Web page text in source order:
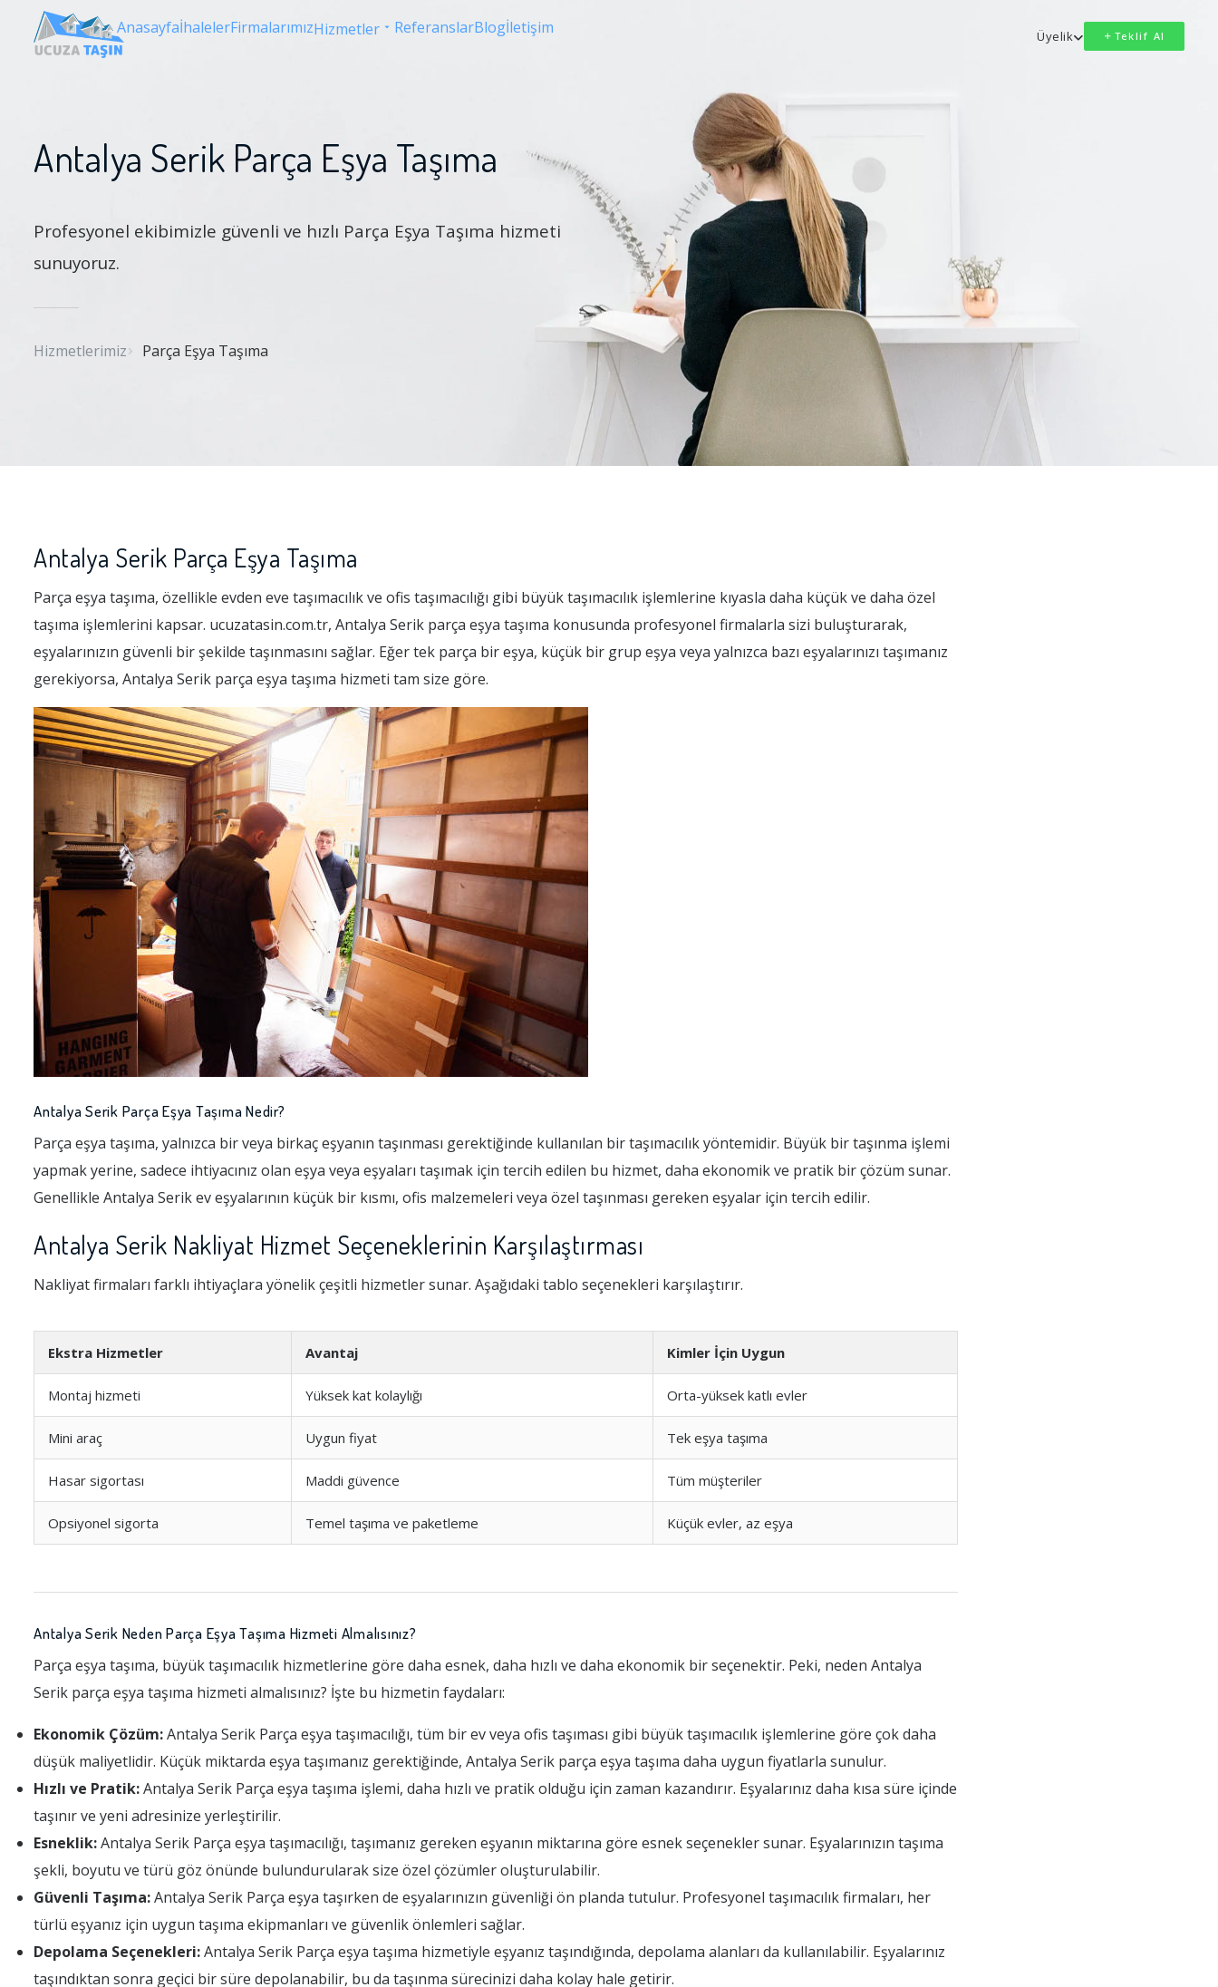
AnasayfaİhalelerFirmalarımızHizmetler ReferanslarBlogİletişim Üyelik Teklif Al
Antalya Serik Parça Eşya Taşıma
Profesyonel ekibimizle güvenli ve hızlı Parça Eşya Taşıma hizmeti
sunuyoruz.
Hizmetlerimiz Parça Eşya Taşıma
Antalya Serik Parça Eşya Taşıma
Parça eşya taşıma, özellikle evden eve taşımacılık ve ofis taşımacılığı gibi büyük taşımacılık işlemlerine kıyasla daha küçük ve daha özel
taşıma işlemlerini kapsar. ucuzatasin.com.tr, Antalya Serik parça eşya taşıma konusunda profesyonel firmalarla sizi buluşturarak,
eşyalarınızın güvenli bir şekilde taşınmasını sağlar. Eğer tek parça bir eşya, küçük bir grup eşya veya yalnızca bazı eşyalarınızı taşımanız
gerekiyorsa, Antalya Serik parça eşya taşıma hizmeti tam size göre.
Antalya Serik Parça Eşya Taşıma Nedir?
Parça eşya taşıma, yalnızca bir veya birkaç eşyanın taşınması gerektiğinde kullanılan bir taşımacılık yöntemidir. Büyük bir taşınma işlemi
yapmak yerine, sadece ihtiyacınız olan eşya veya eşyaları taşımak için tercih edilen bu hizmet, daha ekonomik ve pratik bir çözüm sunar.
Genellikle Antalya Serik ev eşyalarının küçük bir kısmı, ofis malzemeleri veya özel taşınması gereken eşyalar için tercih edilir.
Antalya Serik Nakliyat Hizmet Seçeneklerinin Karşılaştırması
Nakliyat firmaları farklı ihtiyaçlara yönelik çeşitli hizmetler sunar. Aşağıdaki tablo seçenekleri karşılaştırır.
Ekstra Hizmetler Avantaj Kimler İçin Uygun
Montaj hizmeti Yüksek kat kolaylığı Orta-yüksek katlı evler
Mini araç Uygun fiyat Tek eşya taşıma
Hasar sigortası Maddi güvence Tüm müşteriler
Opsiyonel sigorta Temel taşıma ve paketleme Küçük evler, az eşya
Antalya Serik Neden Parça Eşya Taşıma Hizmeti Almalısınız?
Parça eşya taşıma, büyük taşımacılık hizmetlerine göre daha esnek, daha hızlı ve daha ekonomik bir seçenektir. Peki, neden Antalya
Serik parça eşya taşıma hizmeti almalısınız? İşte bu hizmetin faydaları:
Ekonomik Çözüm:Antalya Serik Parça eşya taşımacılığı, tüm bir ev veya ofis taşıması gibi büyük taşımacılık işlemlerine göre çok daha
düşük maliyetlidir. Küçük miktarda eşya taşımanız gerektiğinde, Antalya Serik parça eşya taşıma daha uygun fiyatlarla sunulur.
Hızlı ve Pratik:Antalya Serik Parça eşya taşıma işlemi, daha hızlı ve pratik olduğu için zaman kazandırır. Eşyalarınız daha kısa süre içinde
taşınır ve yeni adresinize yerleştirilir.
Esneklik:Antalya Serik Parça eşya taşımacılığı, taşımanız gereken eşyanın miktarına göre esnek seçenekler sunar. Eşyalarınızın taşıma
şekli, boyutu ve türü göz önünde bulundurularak size özel çözümler oluşturulabilir.
Güvenli Taşıma:Antalya Serik Parça eşya taşırken de eşyalarınızın güvenliği ön planda tutulur. Profesyonel taşımacılık firmaları, her
türlü eşyanız için uygun taşıma ekipmanları ve güvenlik önlemleri sağlar.
Depolama Seçenekleri:Antalya Serik Parça eşya taşıma hizmetiyle eşyanız taşındığında, depolama alanları da kullanılabilir. Eşyalarınız
taşındıktan sonra geçici bir süre depolanabilir, bu da taşınma sürecinizi daha kolay hale getirir.